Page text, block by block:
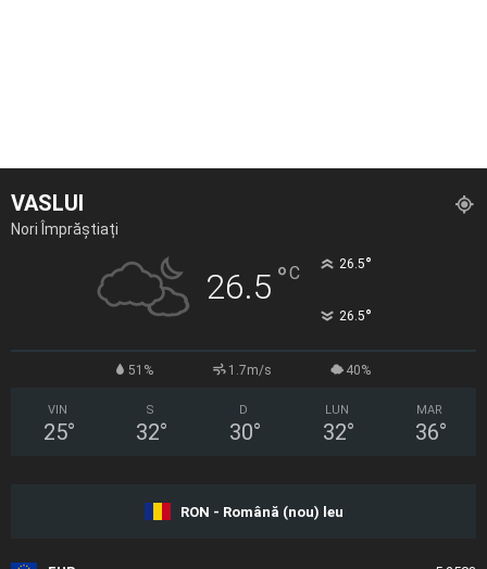
VASLUI
Nori Împrăștiați
26.5 °C 26.5°
26.5°
51% 1.7m/s 40%
VIN
25°
S
32°
D
30°
LUN
32°
MAR
36°
RON - Română (nou) leu